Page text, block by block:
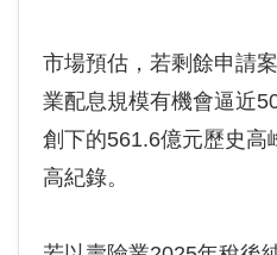
市場預估，若剩餘申請
業配息規模有機會逼近
創下的561.6億元歷史高
高紀錄。